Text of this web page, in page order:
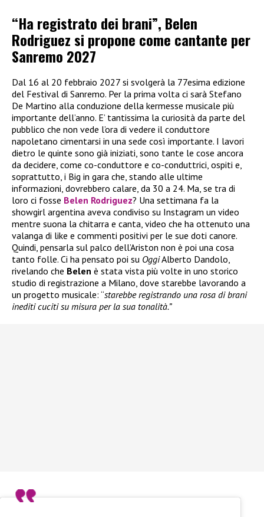
“Ha registrato dei brani”, Belen
Rodriguez si propone come cantante per
Sanremo 2027
Dal 16 al 20 febbraio 2027 si svolgerà la 77esima edizione
del Festival di Sanremo. Per la prima volta ci sarà Stefano
De Martino alla conduzione della kermesse musicale più
importante dell’anno. E’ tantissima la curiosità da parte del
pubblico che non vede l’ora di vedere il conduttore
napoletano cimentarsi in una sede così importante. I lavori
dietro le quinte sono già iniziati, sono tante le cose ancora
da decidere, come co-conduttore e co-conduttrici, ospiti e,
soprattutto, i Big in gara che, stando alle ultime
informazioni, dovrebbero calare, da 30 a 24. Ma, se tra di
loro ci fosse Belen Rodriguez? Una settimana fa la
showgirl argentina aveva condiviso su Instagram un video
mentre suona la chitarra e canta, video che ha ottenuto una
valanga di like e commenti positivi per le sue doti canore.
Quindi, pensarla sul palco dell’Ariston non è poi una cosa
tanto folle. Ci ha pensato poi su OggiAlberto Dandolo,
rivelando che Belen è stata vista più volte in uno storico
studio di registrazione a Milano, dove starebbe lavorando a
un progetto musicale: “starebbe registrando una rosa di brani
inediti cuciti su misura per la sua tonalità.”